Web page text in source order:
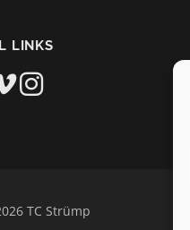
LINKS
TC Strümp